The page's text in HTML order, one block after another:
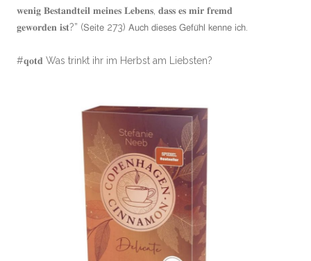
𝐰𝐞𝐧𝐢𝐠 𝐁𝐞𝐬𝐭𝐚𝐧𝐝𝐭𝐞𝐢𝐥 𝐦𝐞𝐢𝐧𝐞𝐬 𝐋𝐞𝐛𝐞𝐧𝐬, 𝐝𝐚𝐬𝐬 𝐞𝐬 𝐦𝐢𝐫 𝐟𝐫𝐞𝐦𝐝
𝐠𝐞𝐰𝐨𝐫𝐝𝐞𝐧 𝐢𝐬𝐭?” (𝖲𝖾𝗂𝗍𝖾 273) 𝖠𝗎𝖼𝗁 𝖽𝗂𝖾𝗌𝖾𝗌 𝖦𝖾𝖿𝗎̈𝗁𝗅 𝗄𝖾𝗇𝗇𝖾 𝗂𝖼𝗁.
#𝐪𝐨𝐭𝐝 Was trinkt ihr im Herbst am Liebsten?